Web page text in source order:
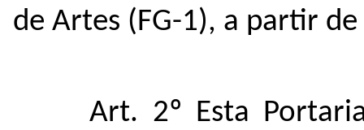
de Artes (FG-1), a partir
Art. 2º Esta